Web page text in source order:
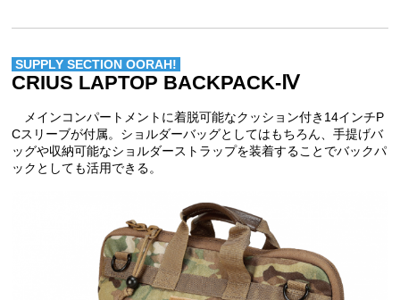
SUPPLY SECTION OORAH!
CRIUS LAPTOP BACKPACK-Ⅳ
メインコンパートメントに着脱可能なクッション付き14インチP
Cスリーブが付属。ショルダーバッグとしてはもちろん、手提げバ
ッグや収納可能なショルダーストラップを装着することでバックパ
ックとしても活用できる。